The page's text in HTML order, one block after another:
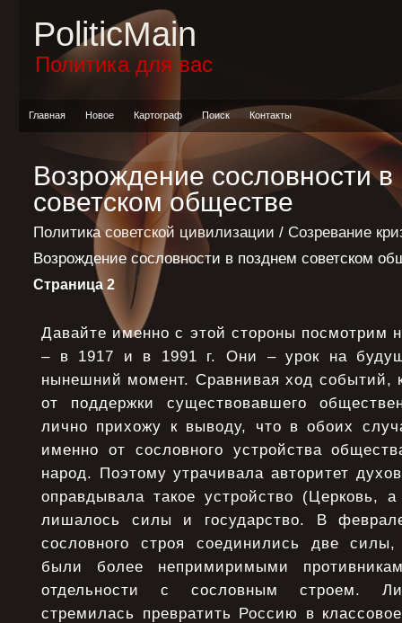
PoliticMain
Политика для вас
Главная Новое Картограф Поиск Контакты
Возрождение сословности
советском обществе
Политика советской цивилизации / Созревание
Возрождение сословности в позднем советском
Страница 2
Давайте именно с этой стороны посмотрим
– в 1917 и в 1991 г. Они – урок на
нынешний момент. Сравнивая ход событий,
от поддержки существовавшего
лично прихожу к выводу, что в обоих
именно от сословного устройства
народ. Поэтому утрачивала авторитет
оправдывала такое устройство
лишалось силы и государство. В
сословного строя соединились две
были более непримиримыми
отдельности с сословным строем.
стремилась превратить Россию в